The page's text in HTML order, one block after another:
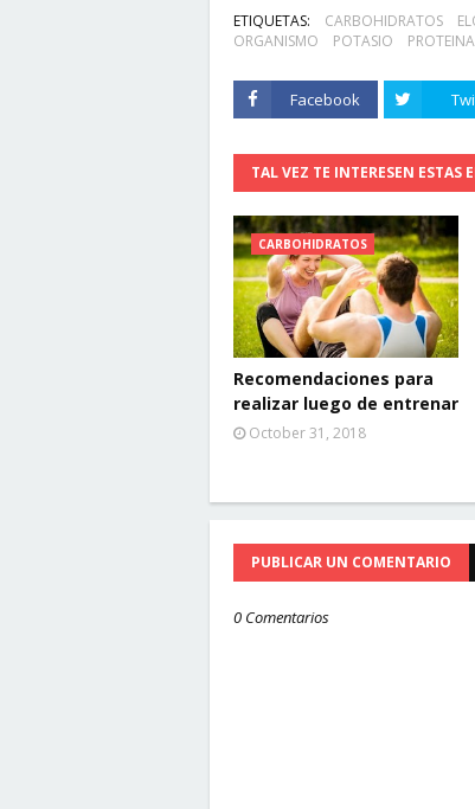
ETIQUETAS: CARBOHIDRATOS
ORGANISMO
POTASIO
Facebook
TAL VEZ TE INTERESEN ESTAS
CARBOHIDRATOS
Recomendaciones para
realizar luego de entrenar
October 31, 2018
PUBLICAR UN COMENTARIO
0 Comentarios